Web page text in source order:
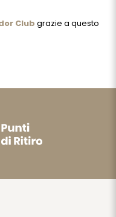
Club grazie a questo